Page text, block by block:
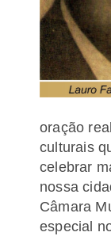
oração
culturais
celebrar
nossa
Câmara
especial